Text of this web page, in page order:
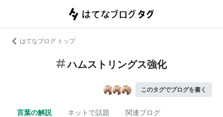
はてなブログ トップ
ハムストリングス強化
このタグでブログを書く
言葉の解説 ネットで話題 関連ブログ